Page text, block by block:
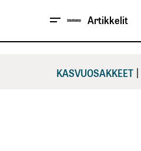
Artikkelit
KASVUOSAKKEET |